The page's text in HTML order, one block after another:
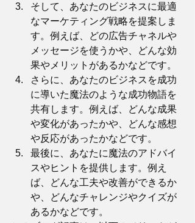
そして、あなたのビジネスに最適
なマーケティング戦略を提案しま
す。例えば、どの広告チャネルや
メッセージを使うかや、どんな効
果やメリットがあるかなどです。
さらに、あなたのビジネスを成功
に導いた魔法のような成功物語を
共有します。例えば、どんな成果
や変化があったかや、どんな感想
や反応があったかなどです。
最後に、あなたに魔法のアドバイ
スやヒントを提供します。例え
ば、どんな工夫や改善ができるか
や、どんなチャレンジやクイズが
あるかなどです。